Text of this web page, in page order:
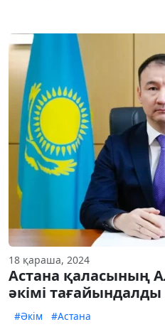
18 қараша, 2024
Астана қаласының
әкімі тағайындалды
#Әкім #Астана